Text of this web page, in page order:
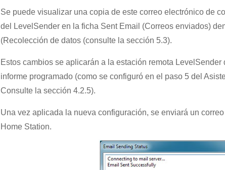
Se puede visualizar una copia de este correo electrónico de
del LevelSender en la ficha Sent Email (Correos enviados)
(Recolección de datos (consulte la sección 5.3).
Estos cambios se aplicarán a la estación remota
informe programado (como se configuró en el paso 5 del
Consulte la sección 4.2.5).
Una vez aplicada la nueva configuración, se enviará un
Home Station.